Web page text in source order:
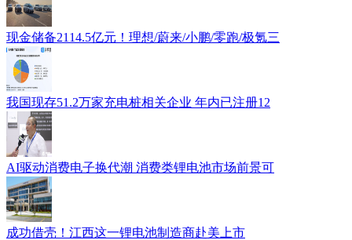
现金储备2114.5亿元！理想/蔚来/小鹏/零跑/极氪三
我国现存51.2万家充电桩相关企业 年内已注册12
AI驱动消费电子换代潮 消费类锂电池市场前景可
成功借壳！江西这一锂电池制造商赴美上市